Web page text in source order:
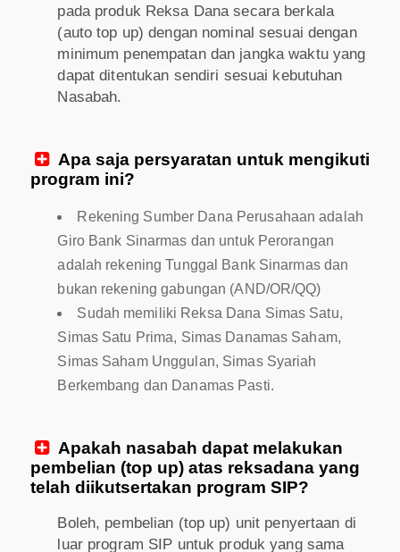
pada produk Reksa Dana secara berkala
(auto top up) dengan nominal sesuai dengan
minimum penempatan dan jangka waktu yang
dapat ditentukan sendiri sesuai kebutuhan
Nasabah.
 Apa saja persyaratan untuk mengikuti
program ini?
Rekening Sumber Dana Perusahaan adalah
Giro Bank Sinarmas dan untuk Perorangan
adalah rekening Tunggal Bank Sinarmas dan
bukan rekening gabungan (AND/OR/QQ)
Sudah memiliki Reksa Dana Simas Satu,
Simas Satu Prima, Simas Danamas Saham,
Simas Saham Unggulan, Simas Syariah
Berkembang dan Danamas Pasti.
 Apakah nasabah dapat melakukan
pembelian (top up) atas reksadana yang
telah diikutsertakan program SIP?
Boleh, pembelian (top up) unit penyertaan di
luar program SIP untuk produk yang sama